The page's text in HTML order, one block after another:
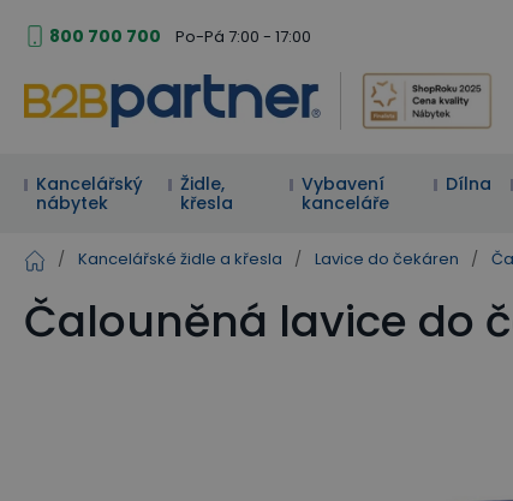
800 700 700 Po-Pá 7:00 - 17:00
Kancelářský
nábytek
Židle,
křesla
Vybavení
kanceláře
Dílna
/ Kancelářské židle a křesla / Lavice do čekáren /
Čalouněná lavice do